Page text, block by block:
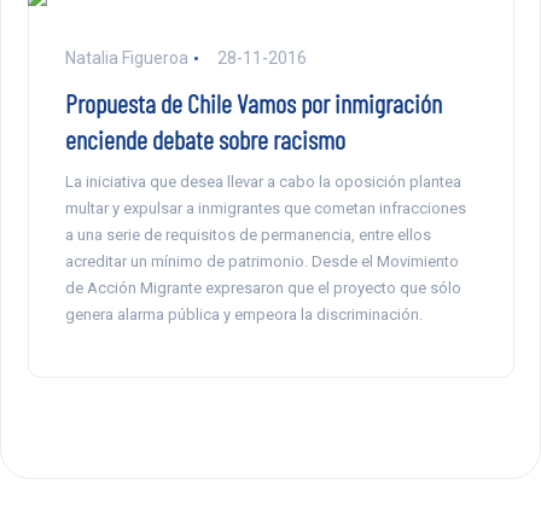
Natalia Figueroa 28-11-2016
Propuesta de Chile Vamos por inmigración
enciende debate sobre racismo
La iniciativa que desea llevar a cabo la oposición plantea
multar y expulsar a inmigrantes que cometan infracciones
a una serie de requisitos de permanencia, entre ellos
acreditar un mínimo de patrimonio. Desde el Movimiento
de Acción Migrante expresaron que el proyecto que sólo
genera alarma pública y empeora la discriminación.